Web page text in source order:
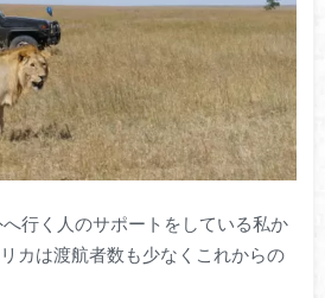
行く人のサポートをしている私か
カは渡航者数も少なくこれからの